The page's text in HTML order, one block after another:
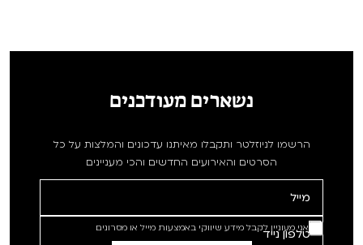
נשארים מעודכנים
הרשמו לניוזלטר ותקבלו מאיתנו עדכונים והמלצות על כל
הסרטים והאירועים החדשים והכי מעניינים
אני מעוניין לקבל מידע שיווקי באמצעות מייל או מסרונים